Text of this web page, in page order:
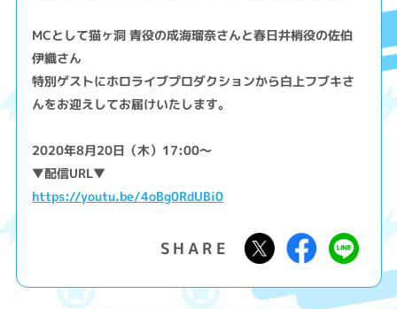
MCとして猫ヶ洞 青役の成海瑠奈さんと春日井梢役の佐伯
伊織さん
特別ゲストにホロライブプロダクションから白上フブキさ
んをお迎えしてお届けいたします。
2020年8月20日（木）17:00～
▼配信URL▼
https://youtu.be/4oBg0RdUBi0